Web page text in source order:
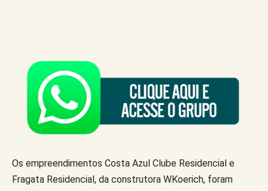
Os empreendimentos Costa Azul Clube Residencial e
Fragata Residencial, da construtora WKoerich, foram